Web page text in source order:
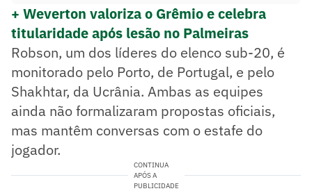
+ Weverton valoriza o Grêmio e celebra
titularidade após lesão no Palmeiras
Robson, um dos líderes do elenco sub-20, é
monitorado pelo Porto, de Portugal, e pelo
Shakhtar, da Ucrânia. Ambas as equipes
ainda não formalizaram propostas oficiais,
mas mantêm conversas com o estafe do
jogador.
CONTINUA
APÓS A
PUBLICIDADE